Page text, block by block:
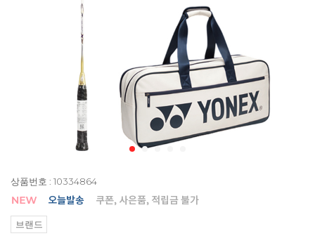
상품번호 : 10334864
브랜드